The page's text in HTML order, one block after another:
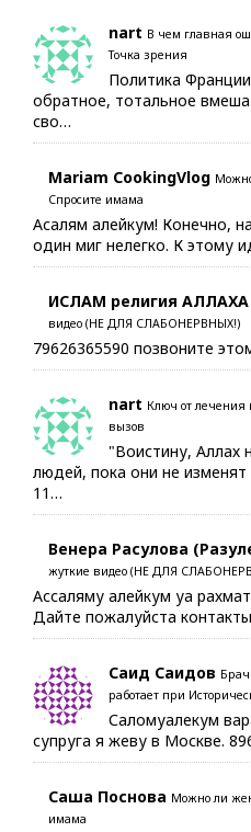
nart В чем главная
Точка зрения
Политика
обратное, тотальное
сво…
Mariam CookingVlog
Спросите имама
Асалям алейкум! Конечно,
один миг нелегко. К этому
ИСЛАМ религия АЛЛАХА
видео (НЕ ДЛЯ СЛАБОНЕРВНЫХ!)
79626365590 позвоните
nart Ключ от лечения
вызов
"Воистину, Аллах
людей, пока они не
11…
Венера Расулова
жуткие видео (НЕ ДЛЯ
Ассаляму алейкум уа
Дайте пожалуйста
Саид Саидов
работает при
Саломуалекум
супруга я жеву в Москве.
Саша Поснова Можно ли
имама